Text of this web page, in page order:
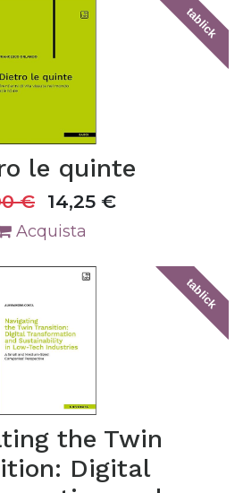
tablick
le quinte
€ 14,25 €
Acquista
tablick
the Twin
Digital